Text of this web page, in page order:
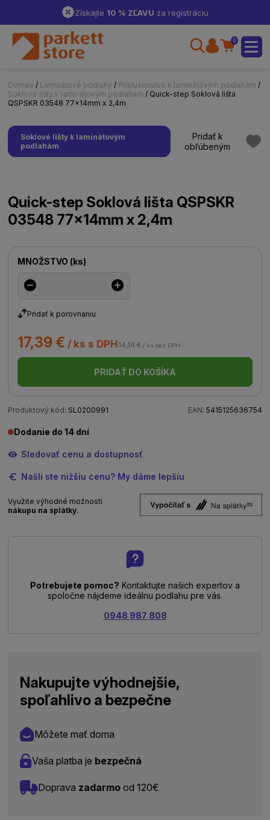
Získajte 10 % ZĽAVU za registráciu
0
Domov / Laminátové podlahy / Príslušenstvo k laminátovým podlahám /
Soklové lišty k laminátovým podlahám / Quick-step Soklová lišta
QSPSKR 03548 77x14mm x 2,4m
Soklové lišty k laminátovým
podlahám
Pridať k
obľúbeným
Quick-step Soklová lišta QSPSKR
03548 77x14mm x 2,4m
MNOŽSTVO (ks)
Pridať k porovnaniu
17,39 € / ks s DPH14,14 € / ks bez DPH
PRIDAŤ DO KOŠÍKA
Produktový kód: SL0200991 EAN: 5415125636754
Dodanie do 14 dní
Sledovať cenu a dostupnosť
Našli ste nižšiu cenu? My dáme lepšiu
Využite výhodné možnosti
nákupu na splátky.
Potrebujete pomoc? Kontaktujte našich expertov a
spoločne nájdeme ideálnu podlahu pre vás.
0948 987 808
Nakupujte výhodnejšie,
spoľahlivo a bezpečne
Môžete mať doma
Vaša platba je bezpečná
Doprava zadarmo od 120€